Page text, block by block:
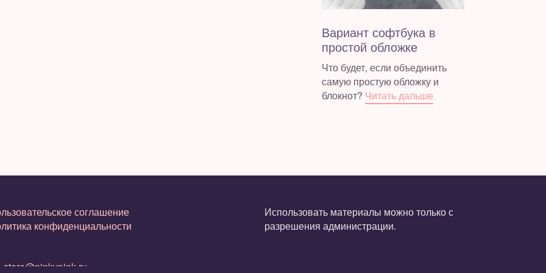
Вариант софтбука в
простой обложке
Что будет, если объединить
самую простую обложку и
блокнот? Читать дальше
соглашение
конфиденциальности
Использовать материалы можно только с
разрешения администрации.
store@pinkypink.ru